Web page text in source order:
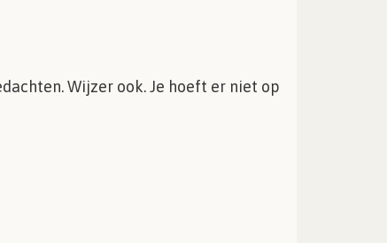
Wijzer ook. Je hoeft er niet op